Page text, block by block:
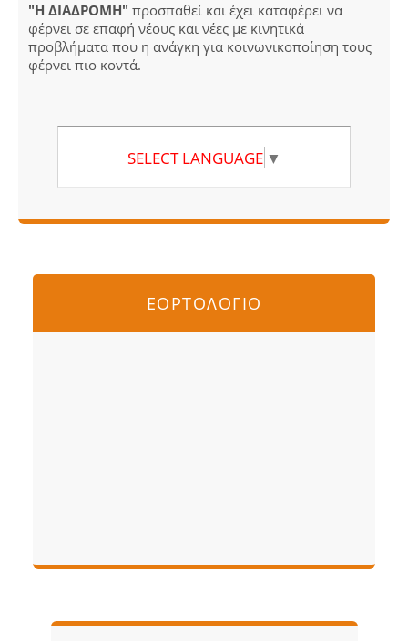
"Η ΔΙΑΔΡΟΜΗ" προσπαθεί και έχει καταφέρει να
φέρνει σε επαφή νέους και νέες με κινητικά
προβλήματα που η ανάγκη για κοινωνικοποίηση τους
φέρνει πιο κοντά.
SELECT LANGUAGE ▼
ΕΟΡΤΟΛΟΓΙΟ